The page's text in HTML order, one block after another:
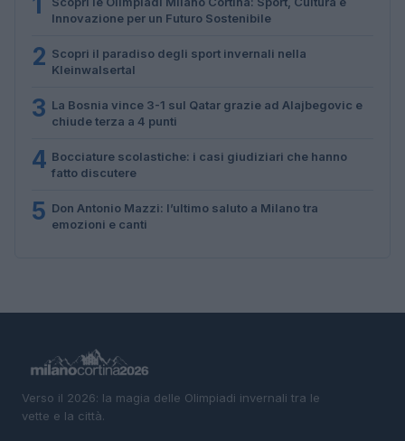
Innovazione per un Futuro Sostenibile
2 Scopri il paradiso degli sport invernali nella
Kleinwalsertal
3 La Bosnia vince 3-1 sul Qatar grazie ad Alajbegovic e
chiude terza a 4 punti
4 Bocciature scolastiche: i casi giudiziari che hanno
fatto discutere
5 Don Antonio Mazzi: l’ultimo saluto a Milano tra
emozioni e canti
Verso il 2026: la magia delle Olimpiadi invernali tra le
vette e la città.